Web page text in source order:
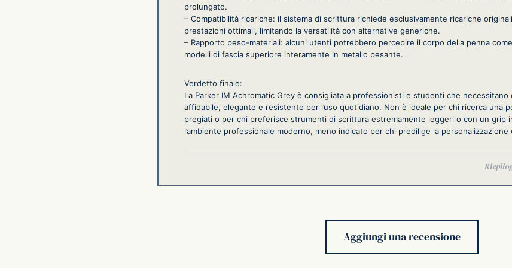
prolungato.
– Compatibilità ricariche: il sistema di scrittura richiede esclusivamente ricariche
prestazioni ottimali, limitando la versatilità con alternative generiche.
– Rapporto peso-materiali: alcuni utenti potrebbero percepire il corpo della penna
modelli di fascia superiore interamente in metallo pesante.
Verdetto finale:
La Parker IM Achromatic Grey è consigliata a professionisti e studenti che
affidabile, elegante e resistente per l’uso quotidiano. Non è ideale per chi ricerca una
pregiati o per chi preferisce strumenti di scrittura estremamente leggeri o con un grip
l’ambiente professionale moderno, meno indicato per chi predilige la
Aggiungi una recensione